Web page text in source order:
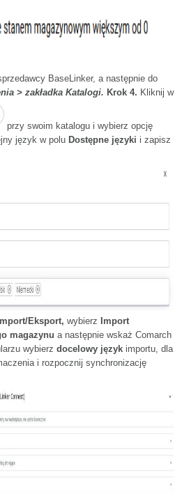
BaseLinker, a następnie do
> zakładka Katalogi. Krok 4. Kliknij w
przy swoim katalogu i wybierz opcję
język w polu Dostępne języki i zapisz
Eksport, wybierz
Import
magazynu a następnie wskaż Comarch
wybierz docelowy język importu, dla
i rozpocznij synchronizację